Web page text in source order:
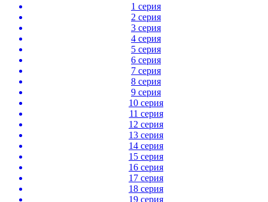
1 серия
2 серия
3 серия
4 серия
5 серия
6 серия
7 серия
8 серия
9 серия
10 серия
11 серия
12 серия
13 серия
14 серия
15 серия
16 серия
17 серия
18 серия
19 серия